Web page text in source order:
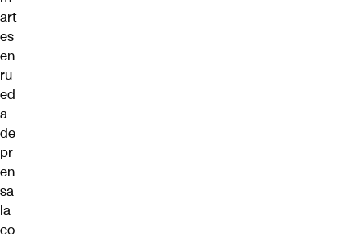
art
es
en
ru
ed
a
de
pr
en
sa
la
co